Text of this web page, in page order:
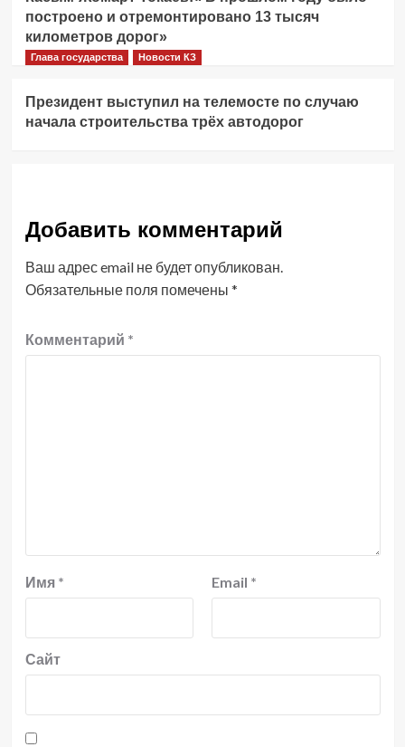
построено и отремонтировано 13 тысяч
километров дорог»
Глава государства Новости КЗ
Президент выступил на телемосте по случаю
начала строительства трёх автодорог
Добавить комментарий
Ваш адрес email не будет опубликован.
Обязательные поля помечены *
Комментарий *
Имя * Email *
Сайт